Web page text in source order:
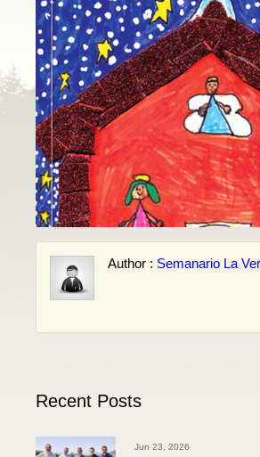
Author : Semanario La
Recent Posts
Jun 23, 2026